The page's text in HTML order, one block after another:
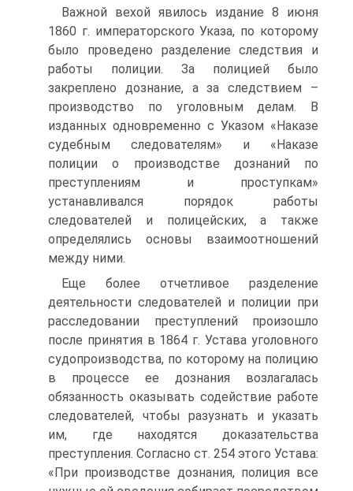
Важной вехой явилось издание 8 июня
1860 г. императорского Указа, по которому
было проведено разделение следствия и
работы полиции. За полицией было
закреплено дознание, а за следствием –
производство по уголовным делам. В
изданных одновременно с Указом «Наказе
судебным следователям» и «Наказе
полиции о производстве дознаний по
преступлениям и проступкам»
устанавливался порядок работы
следователей и полицейских, а также
определялись основы взаимоотношений
между ними.
Еще более отчетливое разделение
деятельности следователей и полиции при
расследовании преступлений произошло
после принятия в 1864 г. Устава уголовного
судопроизводства, по которому на полицию
в процессе ее дознания возлагалась
обязанность оказывать содействие работе
следователей, чтобы разузнать и указать
им, где находятся доказательства
преступления. Согласно ст. 254 этого Устава:
«При производстве дознания, полиция все